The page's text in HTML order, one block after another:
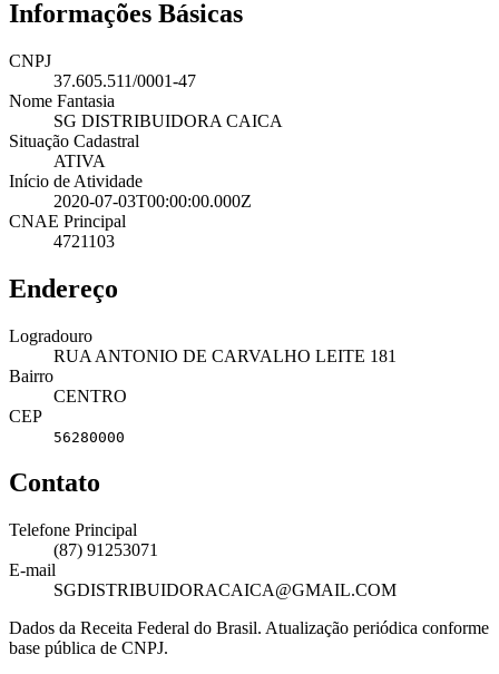
Informações Básicas
CNPJ
37.605.511/0001-47
Nome Fantasia
SG DISTRIBUIDORA CAICA
Situação Cadastral
ATIVA
Início de Atividade
2020-07-03T00:00:00.000Z
CNAE Principal
4721103
Endereço
Logradouro
RUA ANTONIO DE CARVALHO LEITE 181
Bairro
CENTRO
CEP
56280000
Contato
Telefone Principal
(87) 91253071
E-mail
SGDISTRIBUIDORACAICA@GMAIL.COM
Dados da Receita Federal do Brasil. Atualização periódica conforme
base pública de CNPJ.